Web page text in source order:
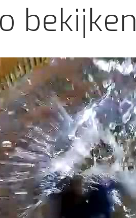
bekijken